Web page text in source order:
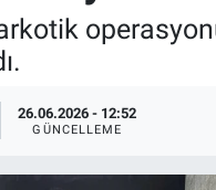
26.06.2026 - 12:52
GÜNCELLEME